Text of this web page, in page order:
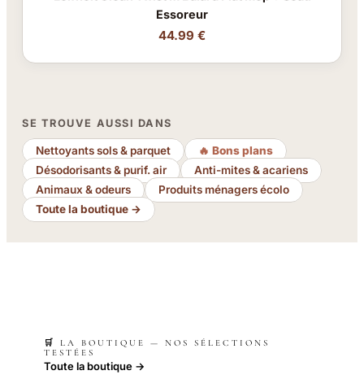
Essoreur
44.99 €
SE TROUVE AUSSI DANS
Nettoyants sols & parquet
🔥 Bons plans
Désodorisants & purif. air
Anti-mites & acariens
Animaux & odeurs
Produits ménagers écolo
Toute la boutique →
🛒 LA BOUTIQUE — NOS SÉLECTIONS
TESTÉES
Toute la boutique →